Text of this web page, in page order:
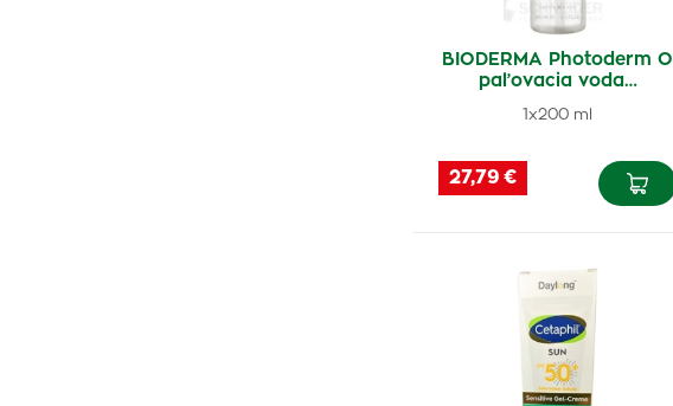
BIODERMA Photoderm O
paľovacia voda…
1x200 ml
27,79 €